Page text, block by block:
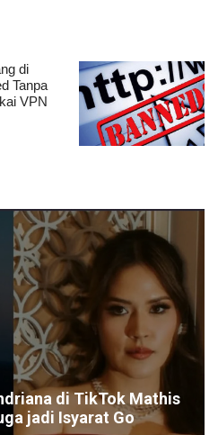
di
Tanpa
VPN
di TikTok Mathis
jadi Isyarat Go